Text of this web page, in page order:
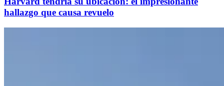
hallazgo que causa revuelo